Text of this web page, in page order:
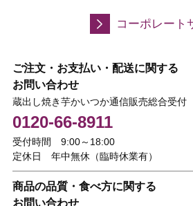
コーポレート
ご注文・お支払い・配送に関する
お問い合わせ
蔵出し焼き芋かいつか通信販売総合受付
0120-66-8911
受付時間 9:00～18:00
定休日 年中無休（臨時休業有）
商品の品質・食べ方に関する
お問い合わせ